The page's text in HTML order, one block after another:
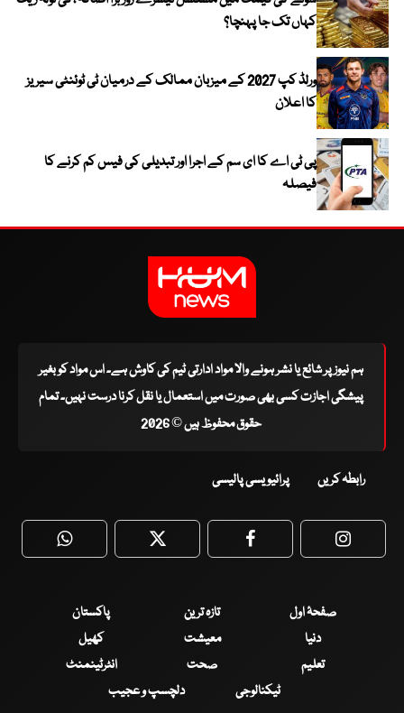
کہاں تک جا پہنچا؟
ورلڈ کپ 2027 کے میزبان ممالک کے درمیان ٹی ٹوئنٹی سیریز
کا اعلان
پی ٹی اے کا ای سم کے اجرا اور تبدیلی کی فیس کم کرنے کا
فیصلہ
ہم نیوز پر شائع یا نشر ہونے والا مواد ادارتی ٹیم کی کاوش ہے۔ اس مواد کو بغیر
پیشگی اجازت کسی بھی صورت میں استعمال یا نقل کرنا درست نہیں۔ تمام
حقوق محفوظ ہیں © 2026
رابطہ کریں پرائیویسی پالیسی
WhatsApp Twitter Facebook
صفحۂ اول تازہ ترین
پاکستان
دنیا
معیشت
کھیل
تعلیم
صحت
انٹرٹینمنٹ
ٹیکنالوجی
دلچسپ و عجیب